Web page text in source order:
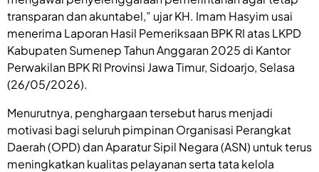
transparan dan akuntabel,” ujar KH. Imam Hasyim usai
menerima Laporan Hasil Pemeriksaan BPK RI atas LKPD
Kabupaten Sumenep Tahun Anggaran 2025 di Kantor
Perwakilan BPK RI Provinsi Jawa Timur, Sidoarjo, Selasa
(26/05/2026).
Menurutnya, penghargaan tersebut harus menjadi
motivasi bagi seluruh pimpinan Organisasi Perangkat
Daerah (OPD) dan Aparatur Sipil Negara (ASN) untuk terus
meningkatkan kualitas pelayanan serta tata kelola